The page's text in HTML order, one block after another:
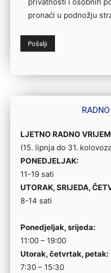
pronaći u podnožju
LJETNO RADNO
(15. lipnja do 31.
PONEDJELJAK:
11-19 sati
UTORAK, SRIJEDA,
8-14 sati
Ponedjeljak, srijeda:
11:00 – 19:00
Utorak, četvrtak, petak:
7:30 – 15:30